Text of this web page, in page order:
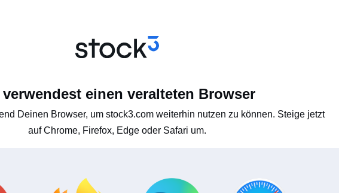
verwendest einen veralteten Browser
Deinen Browser, um stock3.com weiterhin nutzen zu können. Steige jetzt
auf Chrome, Firefox, Edge oder Safari um.